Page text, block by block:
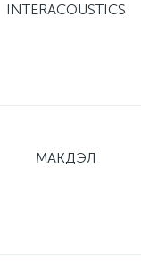
INTERACOUSTICS
МАКДЭЛ